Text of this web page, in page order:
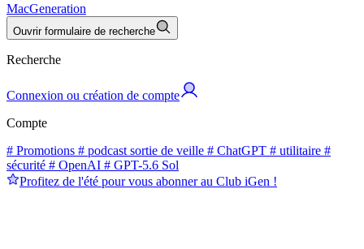
MacGeneration
Ouvrir formulaire de recherche
Recherche
Connexion ou création de compte
Compte
# Promotions # podcast sortie de veille # ChatGPT # utilitaire #
sécurité # OpenAI # GPT-5.6 Sol
Profitez de l'été pour vous abonner au Club iGen !